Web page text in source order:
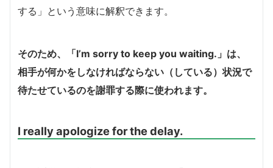
する」という意味に解釈できます。
そのため、「I’m sorry to keep you waiting.」は、
相手が何かをしなければならない（している）状況で
待たせているのを謝罪する際に使われます。
I really apologize for the delay.